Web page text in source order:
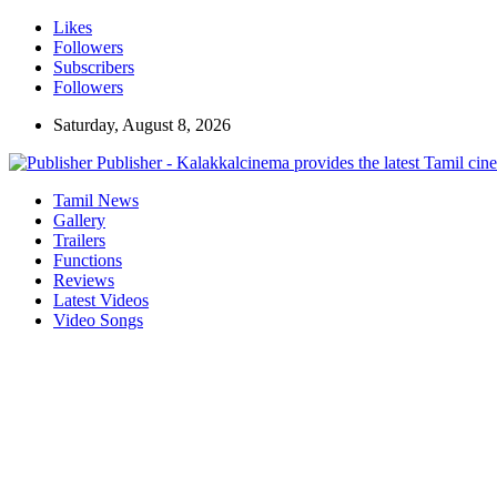
Likes
Followers
Subscribers
Followers
Saturday, August 8, 2026
Publisher - Kalakkalcinema provides the latest Tamil
Tamil News
Gallery
Trailers
Functions
Reviews
Latest Videos
Video Songs